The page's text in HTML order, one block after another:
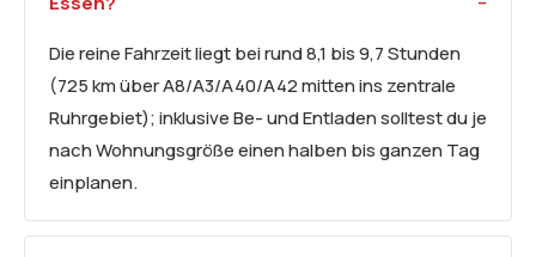
Die reine Fahrzeit liegt bei rund 8,1 bis 9,7 Stunden
(725 km über A8/A3/A40/A42 mitten ins zentrale
Ruhrgebiet); inklusive Be- und Entladen solltest du je
nach Wohnungsgröße einen halben bis ganzen Tag
einplanen.